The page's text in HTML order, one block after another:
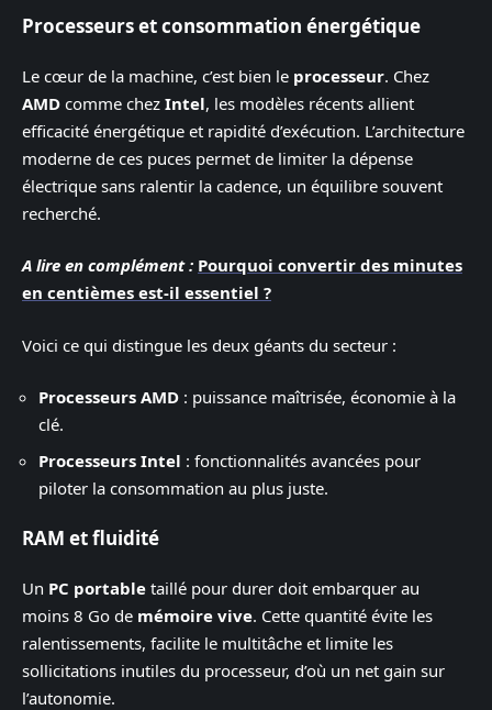
Processeurs et consommation énergétique
Le cœur de la machine, c’est bien le processeur. Chez
AMD comme chez Intel, les modèles récents allient
efficacité énergétique et rapidité d’exécution. L’architecture
moderne de ces puces permet de limiter la dépense
électrique sans ralentir la cadence, un équilibre souvent
recherché.
A lire en complément : Pourquoi convertir des minutes
en centièmes est-il essentiel ?
Voici ce qui distingue les deux géants du secteur :
Processeurs AMD : puissance maîtrisée, économie à la
clé.
Processeurs Intel : fonctionnalités avancées pour
piloter la consommation au plus juste.
RAM et fluidité
Un PC portable taillé pour durer doit embarquer au
moins 8 Go de mémoire vive. Cette quantité évite les
ralentissements, facilite le multitâche et limite les
sollicitations inutiles du processeur, d’où un net gain sur
l’autonomie.